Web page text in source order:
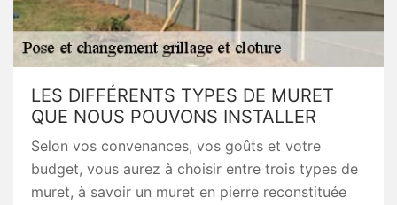
LES DIFFÉRENTS TYPES DE MURET
QUE NOUS POUVONS INSTALLER
Selon vos convenances, vos goûts et votre
budget, vous aurez à choisir entre trois types de
muret, à savoir un muret en pierre reconstituée